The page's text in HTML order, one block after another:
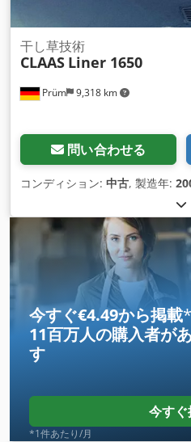
Prüm 9,318 km
干し草技術
CLAAS Liner 1650
問い合わせる
コンディション: 中古, 製造年:
今すぐ€4.49から掲載*
11百万人の購入者が
す
今す
*1件あたり/月